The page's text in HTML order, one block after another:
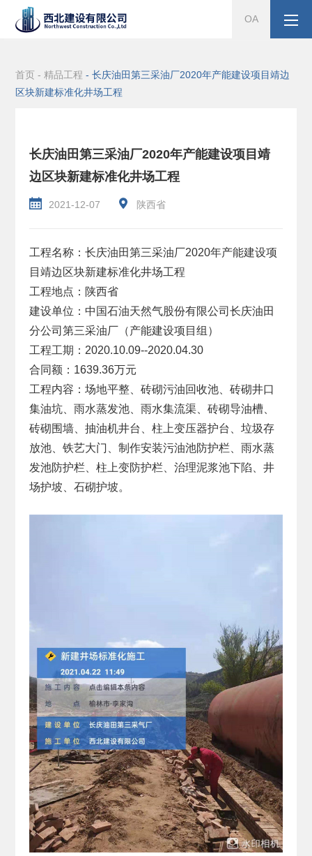
OA
首页 - 精品工程 - 长庆油田第三采油厂2020年产能建设项目靖边
区块新建标准化井场工程
长庆油田第三采油厂2020年产能建设项目靖
边区块新建标准化井场工程
 2021-12-07  陕西省
工程名称：长庆油田第三采油厂2020年产能建设项
目靖边区块新建标准化井场工程
工程地点：陕西省
建设单位：中国石油天然气股份有限公司长庆油田
分公司第三采油厂（产能建设项目组）
工程工期：2020.10.09--2020.04.30
合同额：1639.36万元
工程内容：场地平整、砖砌污油回收池、砖砌井口
集油坑、雨水蒸发池、雨水集流渠、砖砌导油槽、
砖砌围墙、抽油机井台、柱上变压器护台、垃圾存
放池、铁艺大门、制作安装污油池防护栏、雨水蒸
发池防护栏、柱上变防护栏、治理泥浆池下陷、井
场护坡、石砌护坡。